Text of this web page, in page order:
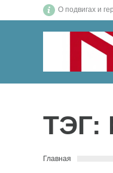
О подвигах и
ТЭГ:
You are here:
Главная